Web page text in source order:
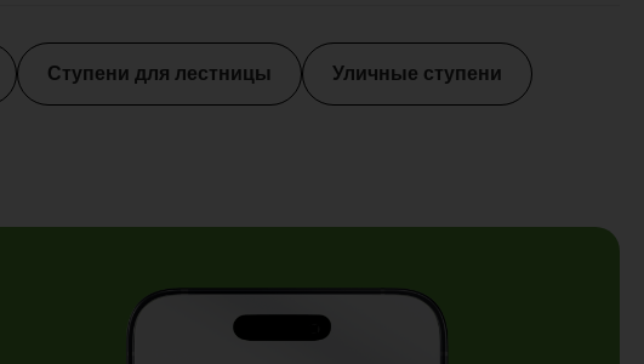
Ступени для лестницы Уличные ступени